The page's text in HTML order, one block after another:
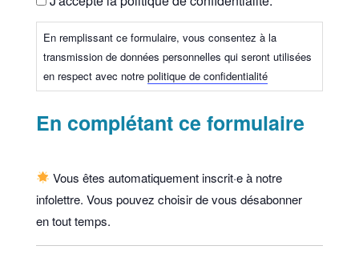
En remplissant ce formulaire, vous consentez à la
transmission de données personnelles qui seront utilisées
en respect avec notre politique de confidentialité
En complétant ce formulaire
Vous êtes automatiquement inscrit·e à notre
infolettre. Vous pouvez choisir de vous désabonner
en tout temps.